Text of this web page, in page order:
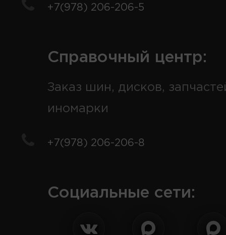
+7(978) 206-206-5
Справочный центр:
Заказ шин, дисков,
иномарки
+7(978) 206-206-8
Социальные сети: